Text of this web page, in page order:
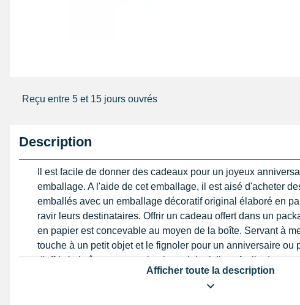
Reçu entre 5 et 15 jours ouvrés
Description
Il est facile de donner des cadeaux pour un joyeux
emballage. A l'aide de cet emballage, il est aisé d'acheter
emballés avec un emballage décoratif original élaboré en
ravir leurs destinataires. Offrir un cadeau offert dans un
en papier est concevable au moyen de la boîte. Servant à
touche à un petit objet et le fignoler pour un anniversaire ou
d'offrir, la boîte est un packaging original. Il est facile de
cadeau originale au moyen d'une note gentille. L'emballage
pour s'asbstenir de papier cadeau, s'épargner les incidents
Afficher toute la description